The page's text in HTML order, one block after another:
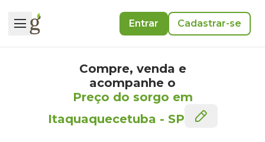
Entrar Cadastrar-se
Compre, venda e
acompanhe o
Preço do sorgo em
Itaquaquecetuba - SP